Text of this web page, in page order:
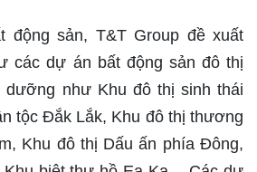
động sản, T&T Group đề xuất
các dự án bất động sản đô thị
dưỡng như Khu đô thị sinh thái
tộc Đắk Lắk, Khu đô thị thương
Khu đô thị Dấu ấn phía Đông,